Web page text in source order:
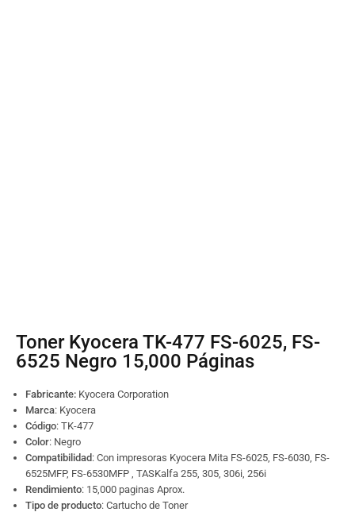
Toner Kyocera TK-477 FS-6025, FS-
6525 Negro 15,000 Páginas
Fabricante: Kyocera Corporation
Marca: Kyocera
Código: TK-477
Color: Negro
Compatibilidad : Con impresoras Kyocera Mita FS-6025, FS-6030, FS-
6525MFP, FS-6530MFP , TASKalfa 255, 305, 306i, 256i
Rendimiento: 15,000 paginas Aprox.
Tipo de producto: Cartucho de Toner